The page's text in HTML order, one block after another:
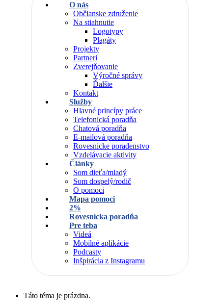
O nás
Občianske združenie
Na stiahnutie
Logotypy
Plagáty
Projekty
Partneri
Zverejňovanie
Výročné správy
Ďalšie
Kontakt
Služby
Hlavné princípy práce
Telefonická poradňa
Chatová poradňa
E-mailová poradňa
Rovesnícke poradenstvo
Vzdelávacie aktivity
Články
Som dieťa/mladý
Som dospelý/rodič
O pomoci
Mapa pomoci
2%
Rovesnícka poradňa
Pre teba
Videá
Mobilné aplikácie
Podcasty
Inšpirácia z Instagramu
Táto téma je prázdna.